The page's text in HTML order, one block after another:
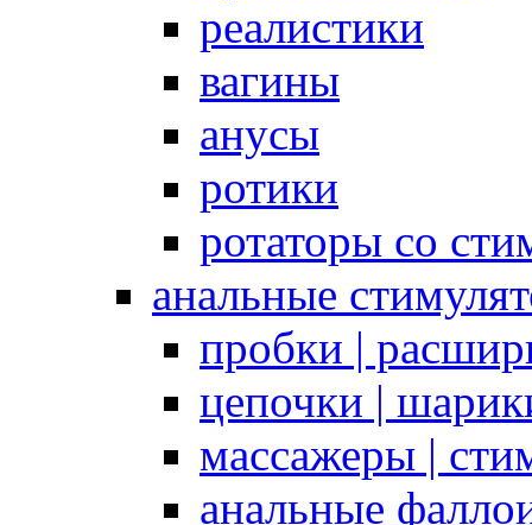
реалистики
вагины
анусы
ротики
ротаторы со
анальные
пробки |
цепочки |
массажеры |
анальные